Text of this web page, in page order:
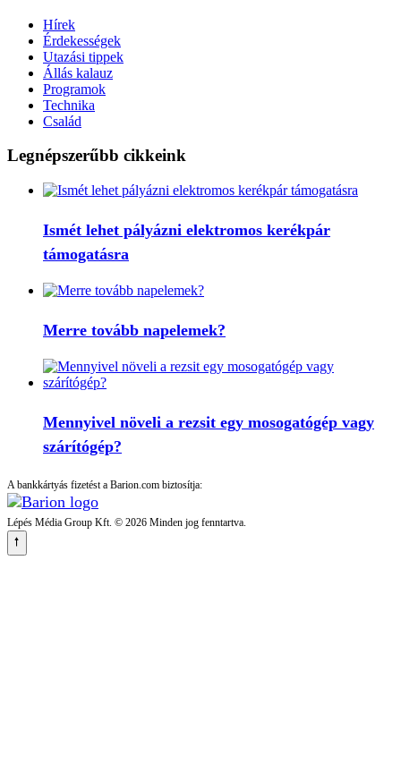
Hírek
Érdekességek
Utazási tippek
Állás kalauz
Programok
Technika
Család
Legnépszerűbb cikkeink
Ismét lehet pályázni elektromos kerékpár
támogatásra
Merre tovább napelemek?
Mennyivel növeli a rezsit egy mosogatógép vagy
szárítógép?
A bankkártyás fizetést a Barion.com biztosítja:
Lépés Média Group Kft. © 2026 Minden jog fenntartva.
🠕